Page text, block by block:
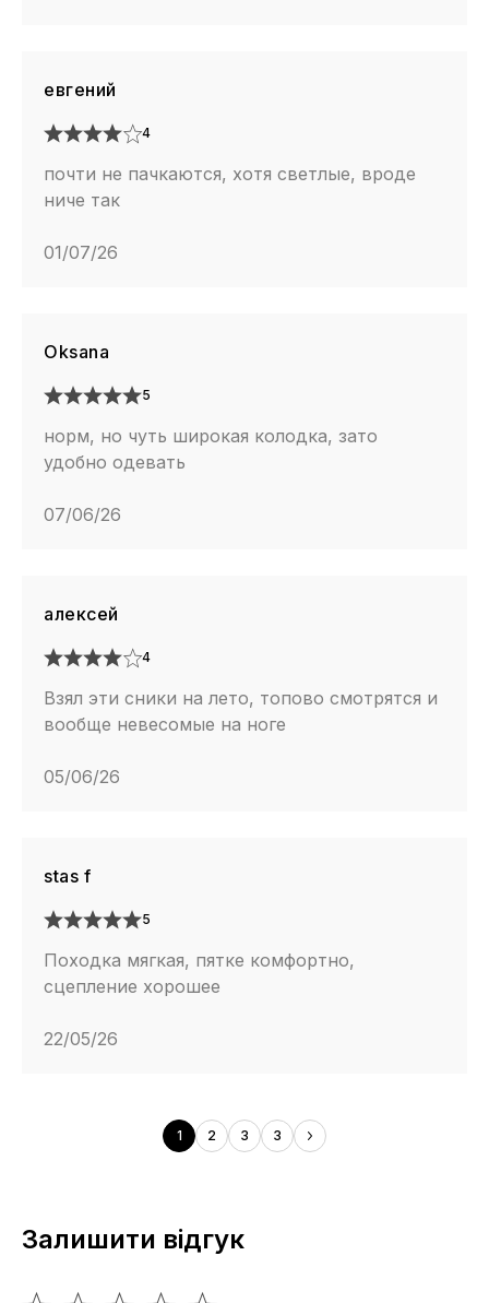
евгений
4
почти не пачкаются, хотя светлые, вроде
ниче так
01/07/26
Oksana
5
норм, но чуть широкая колодка, зато
удобно одевать
07/06/26
алексей
4
Взял эти сники на лето, топово смотрятся и
вообще невесомые на ноге
05/06/26
stas f
5
Походка мягкая, пятке комфортно,
сцепление хорошее
22/05/26
1 2 3 3
Залишити відгук